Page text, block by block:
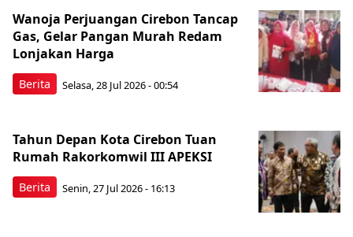
Berita
Wanoja Perjuangan Cirebon Tancap
Gas, Gelar Pangan Murah Redam
Lonjakan Harga
Selasa, 28 Jul 2026 - 00:54
Berita
Tahun Depan Kota Cirebon Tuan
Rumah Rakorkomwil III APEKSI
Senin, 27 Jul 2026 - 16:13